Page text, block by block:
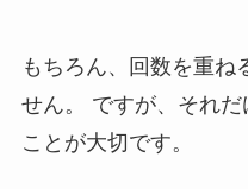
もちろん、回数を重ね
せん。
ですが、それだ
ことが大切です。